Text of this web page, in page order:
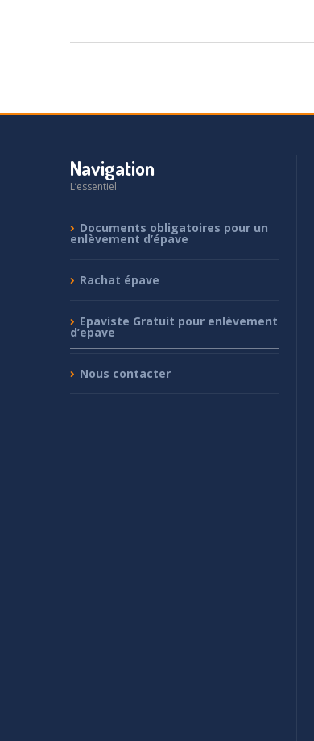
Navigation
L’essentiel
Documents obligatoires pour un
enlèvement d’épave
Rachat épave
Epaviste Gratuit pour enlèvement
d’epave
Nous contacter